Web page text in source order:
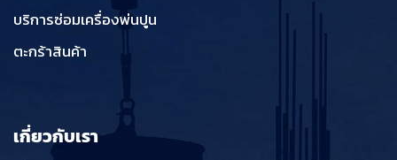
บริการซ่อมเครื่องพ่นปูน
ตะกร้าสินค้า
เกี่ยวกับเรา